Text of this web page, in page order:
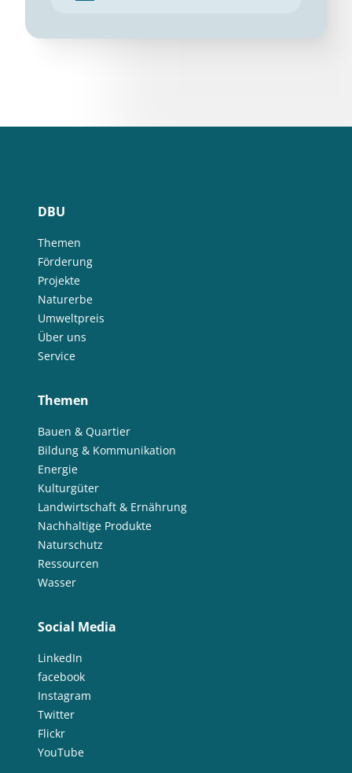
DBU
Themen
Förderung
Projekte
Naturerbe
Umweltpreis
Über uns
Service
Themen
Bauen & Quartier
Bildung & Kommunikation
Energie
Kulturgüter
Landwirtschaft & Ernährung
Nachhaltige Produkte
Naturschutz
Ressourcen
Wasser
Social Media
LinkedIn
facebook
Instagram
Twitter
Flickr
YouTube